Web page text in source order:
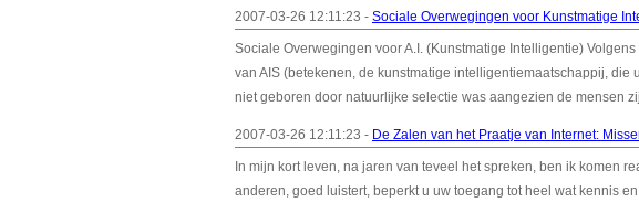
2007-03-26 12:11:23 - Sociale Overwegingen voor Kunstmatige
Sociale Overwegingen voor A.I. (Kunstmatige Intelligentie)
van AIS (betekenen, de kunstmatige intelligentiemaatschappij,
niet geboren door natuurlijke selectie was aangezien de mensen
2007-03-26 12:11:23 - De Zalen van het Praatje van Internet:
In mijn kort leven, na jaren van teveel het spreken, ben ik komen
anderen, goed luistert, beperkt u uw toegang tot heel wat kennis